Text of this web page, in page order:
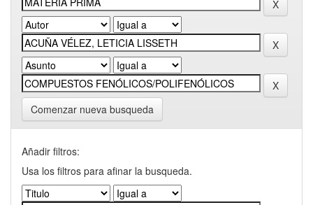
Comenzar nueva busqueda
Añadir filtros:
Usa los filtros para afinar la busqueda.